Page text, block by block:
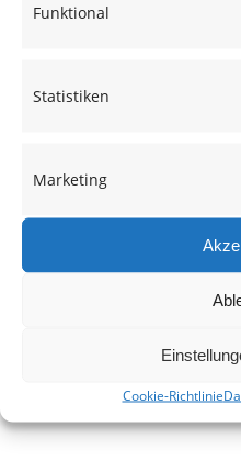
Funktional
Statistiken
Marketing
Cookie-Richtlinie
*
Website
diesem Browser für die nächste
Wir sind Sponsor vom